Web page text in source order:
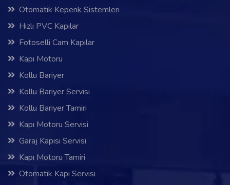
Otomatik Kepenk Sistemleri
Hızlı PVC Kapılar
Fotoselli Cam Kapılar
Kapı Motoru
Kollu Bariyer
Kollu Bariyer Servisi
Kollu Bariyer Tamiri
Kapı Motoru Servisi
Garaj Kapısı Servisi
Kapı Motoru Tamiri
Otomatik Kapı Servisi